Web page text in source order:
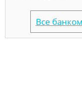
Все